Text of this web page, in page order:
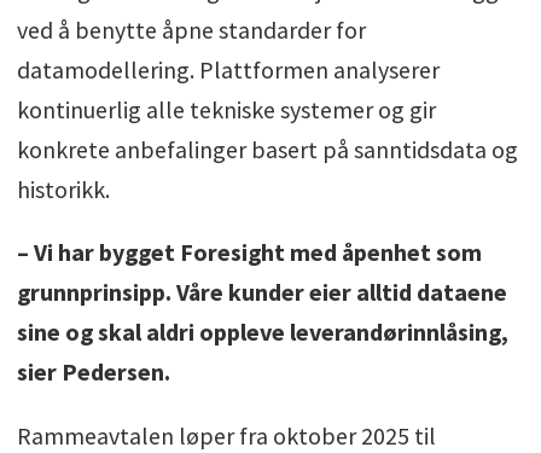
ved å benytte åpne standarder for
datamodellering. Plattformen analyserer
kontinuerlig alle tekniske systemer og gir
konkrete anbefalinger basert på sanntidsdata og
historikk.
– Vi har bygget Foresight med åpenhet som
grunnprinsipp. Våre kunder eier alltid dataene
sine og skal aldri oppleve leverandørinnlåsing,
sier Pedersen.
Rammeavtalen løper fra oktober 2025 til